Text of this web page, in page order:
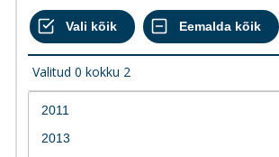
Valitud 0 kokku 2